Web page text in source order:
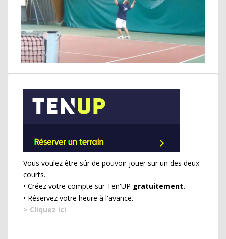
Vous voulez être sûr de pouvoir jouer sur un des deux
courts.
• Créez votre compte sur Ten'UP gratuitement.
• Réservez votre heure à l'avance.
> Cliquez ici